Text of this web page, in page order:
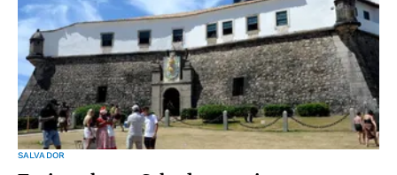
SALVADOR